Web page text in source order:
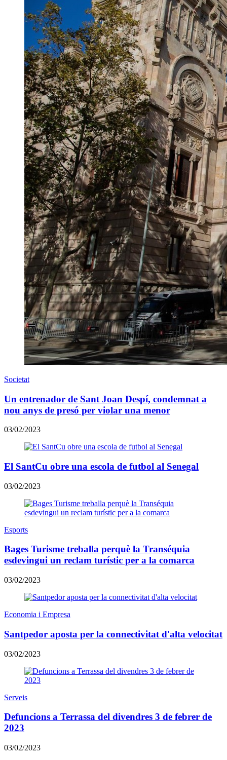
Societat
Un entrenador de Sant Joan Despí, condemnat a
nou anys de presó per violar una menor
03/02/2023
El SantCu obre una escola de futbol al Senegal
03/02/2023
Esports
Bages Turisme treballa perquè la Transéquia
esdevingui un reclam turístic per a la comarca
03/02/2023
Economia i Empresa
Santpedor aposta per la connectivitat d'alta velocitat
03/02/2023
Serveis
Defuncions a Terrassa del divendres 3 de febrer de
2023
03/02/2023